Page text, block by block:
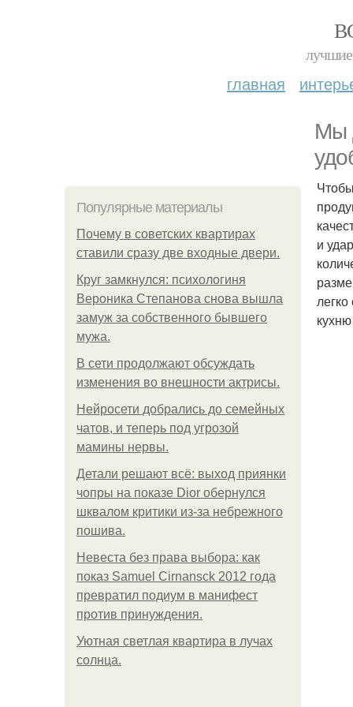
лучшие
главная
Мы
Популярные материалы
Почему в советских квартирах
ставили сразу две входные двери.
Круг замкнулся: психологиня
Вероника Степанова снова вышла
замуж за собственного бывшего
мужа.
В сети продолжают обсуждать
изменения во внешности актрисы.
Нейросети добрались до семейных
чатов, и теперь под угрозой
мамины нервы.
Детали решают всё: выход приянки
чопры на показе Dior обернулся
шквалом критики из-за небрежного
пошива.
Невеста без права выбора: как
показ Samuel Cirnansck 2012 года
превратил подиум в манифест
против принуждения.
Уютная светлая квартира в лучах
солнца.
и